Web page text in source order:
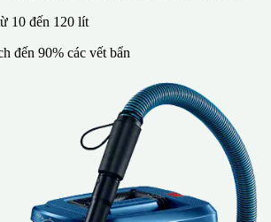
10 đến 120 lít
đến 90% các vết bẩn